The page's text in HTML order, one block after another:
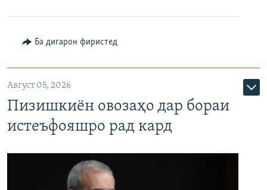
Ба дигарон фиристед
Август 05, 2026
Пизишкиён овозаҳо дар бораи
истеъфояшро рад кард